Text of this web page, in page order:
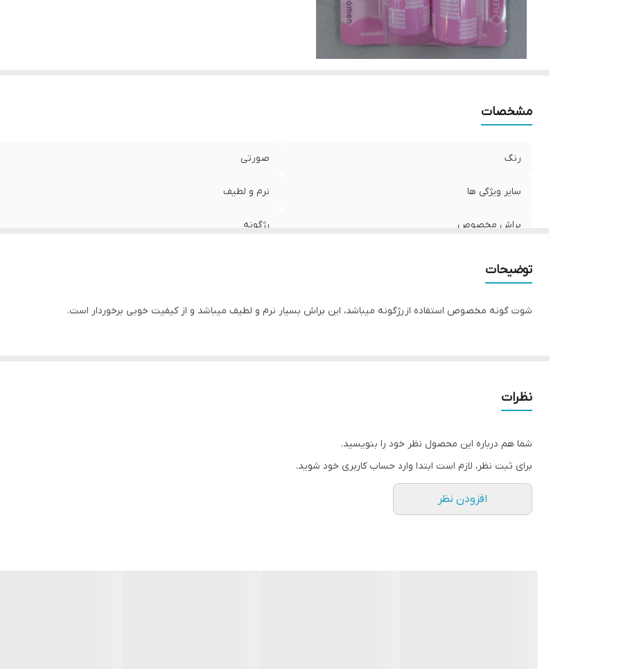
مشخصات
رنگ صورتی
سایر ویژگی ها نرم و لطیف
براش مخصوص رژگونه
توضیحات
شوت گونه مخصوص استفاده از رژگونه میباشد، این براش بسیار نرم و لطیف میباشد و از کیفیت خوبی برخوردار است.
نظرات
شما هم درباره این محصول نظر خود را بنویسید.
برای ثبت نظر، لازم است ابتدا وارد حساب کاربری خود شوید.
افزودن نظر